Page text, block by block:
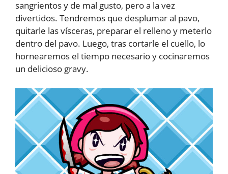
sangrientos y de mal gusto, pero a la vez
divertidos. Tendremos que desplumar al pavo,
quitarle las vísceras, preparar el relleno y meterlo
dentro del pavo. Luego, tras cortarle el cuello, lo
hornearemos el tiempo necesario y cocinaremos
un delicioso gravy.